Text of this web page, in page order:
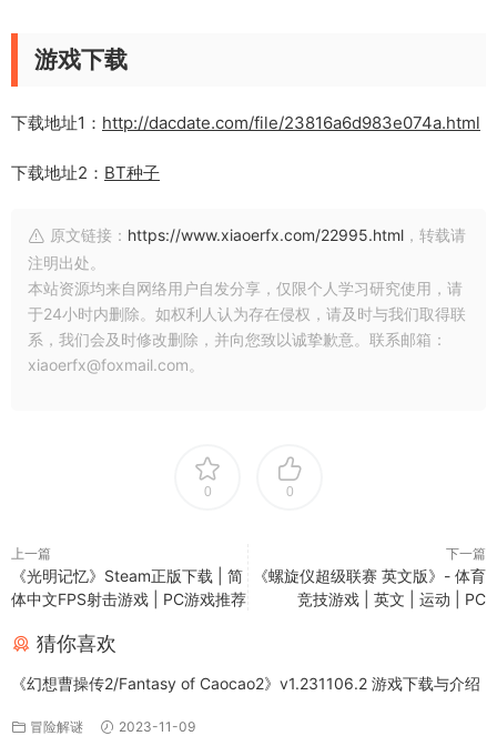
游戏下载
下载地址1： http://dacdate.com/file/23816a6d983e074a.html
下载地址2： BT种子
原文链接： https://www.xiaoerfx.com/22995.html ，转载请
注明出处。
本站资源均来自网络用户自发分享，仅限个人学习研究使用，请
于24小时内删除。如权利人认为存在侵权，请及时与我们取得联
系，我们会及时修改删除，并向您致以诚挚歉意。联系邮箱：
xiaoerfx@foxmail.com。
0 0
上一篇
《光明记忆》Steam正版下载 | 简
体中文FPS射击游戏 | PC游戏推荐
下一篇
《螺旋仪超级联赛 英文版》- 体育
竞技游戏 | 英文 | 运动 | PC
猜你喜欢
《幻想曹操传2/Fantasy of Caocao2》v1.231106.2 游戏下载与介绍
冒险解谜 2023-11-09